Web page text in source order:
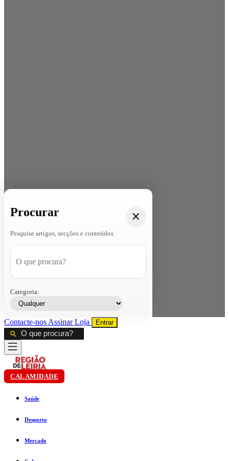
Procurar
Pesquise artigos, secções e conteúdos
Categoria:
Contacte-nos AssinarLoja Entrar
CALAMIDADE
Saúde
Desporto
Mercado